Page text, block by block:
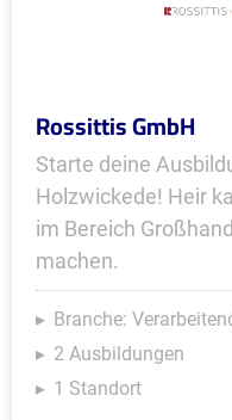
Rossittis GmbH
Starte deine
Holzwickede! Heir
im Bereich
machen.
Branche:
2 Ausbildungen
1 Standort